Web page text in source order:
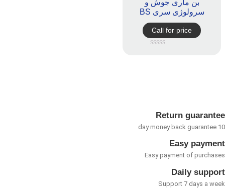
بن ماری جوش و
سرولوژی سری BS
Call for price
Return
Easy
Easy payment of
Daily
Support 7 days a